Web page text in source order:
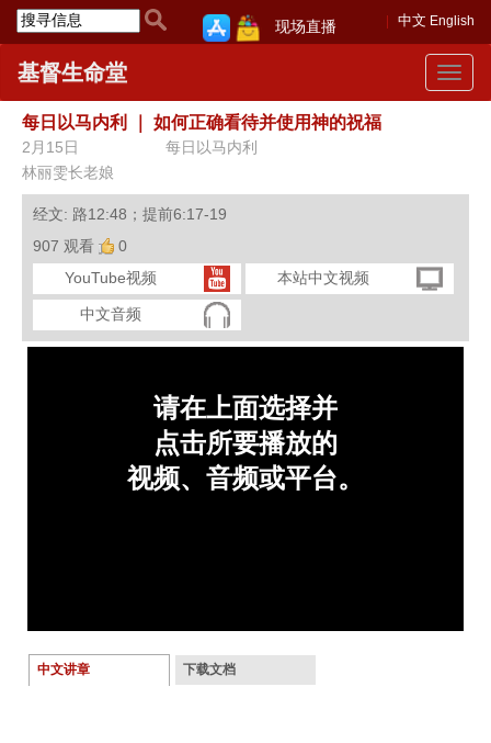
中文 English
现场直播
Toggle
基督生命堂
每日以马内利 如何正确看待并使用神的祝福
2月15日
每日以马内利
林丽雯长老娘
经文: 路12:48；提前6:17-19
907 观看
0
YouTube视频
本站中文视频
中文音频
中文讲章 下载文档